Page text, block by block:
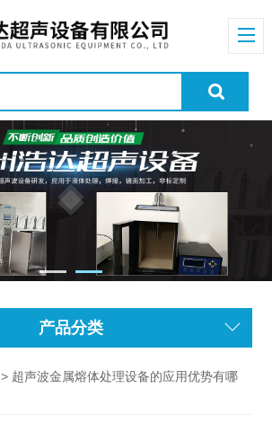
产品分类
> 超声波金属熔体处理设备的应用优势有哪